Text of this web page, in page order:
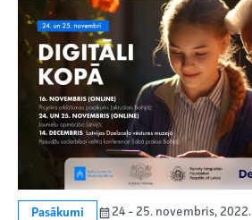
Pasākumi 24 - 25. novembris, 2022.